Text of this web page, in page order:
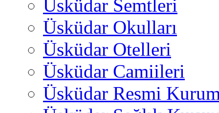
Üsküdar Semtleri
Üsküdar Okulları
Üsküdar Otelleri
Üsküdar Camiileri
Üsküdar Resmi